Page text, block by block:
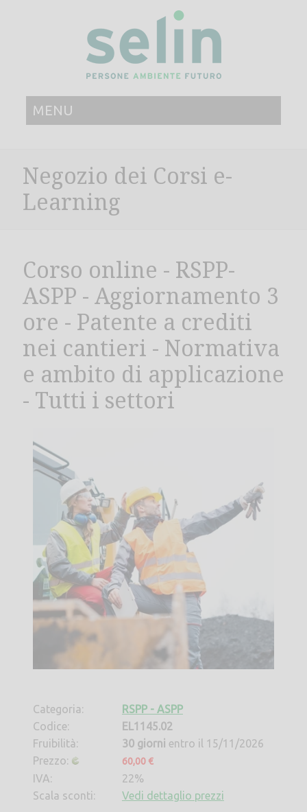
MENU
Negozio dei Corsi e-
Learning
Corso online - RSPP-
ASPP - Aggiornamento 3
ore - Patente a crediti
nei cantieri - Normativa
e ambito di applicazione
- Tutti i settori
Categoria:
RSPP - ASPP
Codice:
EL1145.02
Fruibilità:
30 giorni entro il 15/11/2026
Prezzo:
60,00 €
IVA:
22%
Scala sconti:
Vedi dettaglio prezzi